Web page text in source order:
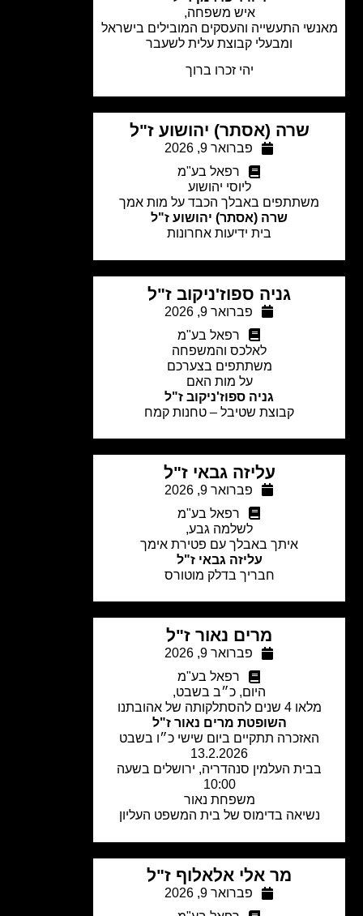
איש משפחה,
התעשייה והעסקים המובילים בישראל
ומבעלי קבוצת עלית לשעבר
יהי זכרו ברוך
שרה (אסתר) יהושוע ז"ל
פברואר 9, 2026
רפאל בע"מ
ליוסי יהושוע
משתתפים באבלך הכבד על מות אמך
שרה (אסתר) יהושוע ז"ל
בית ידיעות אחרונות
גניה ספוז'ניקוב ז"ל
פברואר 9, 2026
רפאל בע"מ
לאלכס והמשפחה
משתתפים בצערכם
על מות האם
גניה ספוז'ניקוב ז"ל
קבוצת שטיבל – טחנות קמח
עליזה גבאי ז"ל
פברואר 9, 2026
רפאל בע"מ
לשלמה גבע,
איתך באבלך עם פטירת אימך
עליזה גבאי ז"ל
חבריך בדלק מוטורס
מרים נאור ז"ל
פברואר 9, 2026
רפאל בע"מ
היום, כ״ב בשבט,
השופטת מרים נאור ז"ל
האזכרה תתקיים ביום שישי כ״ו בשבט
13.2.2026
העלמין סנהדריה, ירושלים בשעה
משפחת נאור
נשיאה בדימוס של בית המשפט העליון
מר אלי אלאלוף ז"ל
פברואר 9, 2026